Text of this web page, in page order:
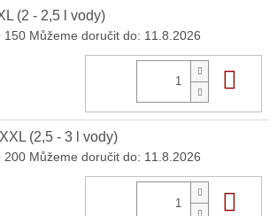
(2 - 2,5 l vody)
150 Můžeme doručit do: 11.8.2026
(2,5 - 3 l vody)
200 Můžeme doručit do: 11.8.2026